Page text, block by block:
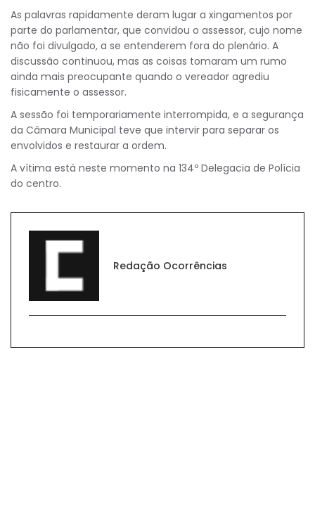
As palavras rapidamente deram lugar a xingamentos por
parte do parlamentar, que convidou o assessor, cujo nome
não foi divulgado, a se entenderem fora do plenário. A
discussão continuou, mas as coisas tomaram um rumo
ainda mais preocupante quando o vereador agrediu
fisicamente o assessor.
A sessão foi temporariamente interrompida, e a segurança
da Câmara Municipal teve que intervir para separar os
envolvidos e restaurar a ordem.
A vítima está neste momento na 134º Delegacia de Polícia
do centro.
Redação Ocorrências